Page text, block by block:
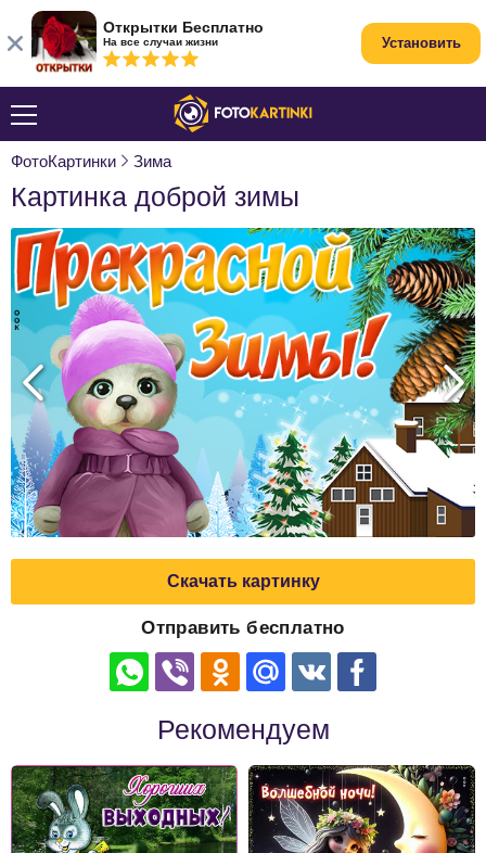
ФотоКартинки Зима
Картинка доброй зимы
Скачать картинку
Отправить бесплатно
Рекомендуем
Открытки Бесплатно
На все случаи жизни Установить